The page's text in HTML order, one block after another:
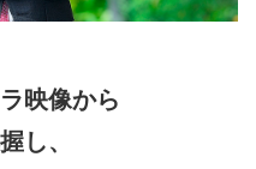
映像から
し、